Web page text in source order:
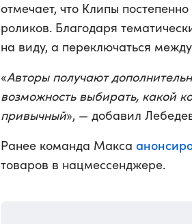
отмечает, что Клипы
роликов. Благодаря
на виду, а переключаться
«Авторы получают
возможность выбирать, какой
привычный», — добавил
Ранее команда Макса
товаров в нацмессенджере.